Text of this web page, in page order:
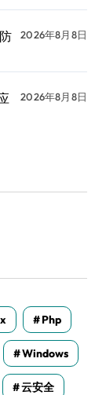
2026年8月8日
2026年8月8日
Php
Windows
云安全